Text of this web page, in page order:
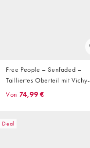
Free People – Sunfaded –
Tailliertes Oberteil mit Vichy-
Karo in Schwarz und Weiß
Von 74,99 €
Deal